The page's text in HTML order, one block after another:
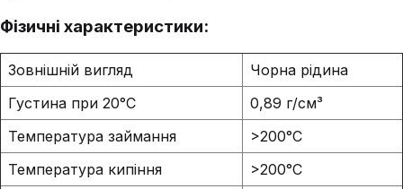
Фізичні характеристики:
Зовнішній вигляд
Чорна рідина
Густина при 20°C
0,89 г/см³
Температура займання
>200°C
Температура кипіння
>200°C